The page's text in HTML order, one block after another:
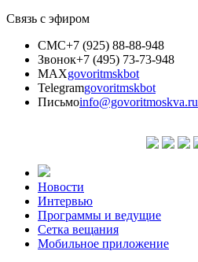
Связь с эфиром
СМС+7 (925) 88-88-948
Звонок+7 (495) 73-73-948
MAXgovoritmskbot
Telegramgovoritmskbot
Письмоinfo@govoritmoskva.ru
Новости
Интервью
Программы и ведущие
Сетка вещания
Мобильное приложение